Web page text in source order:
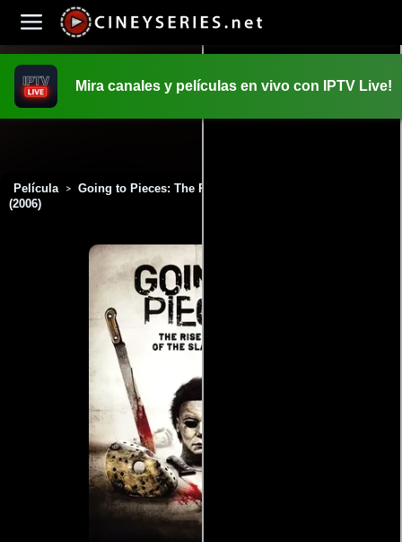
Mira canales y películas en vivo con IPTV Live!
Película >
Going to Pieces: The Rise and Fall of the Slasher Film
(2006)